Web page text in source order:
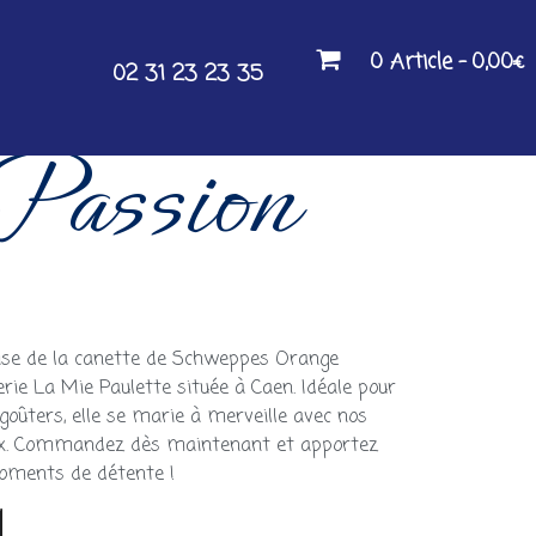
02 31 23 23 35 0 Article 0,00€
de la canette de Schweppes Orange
La Mie Paulette située à Caen. Idéale pour
elle se marie à merveille avec nos
Commandez dès maintenant et apportez
de détente !